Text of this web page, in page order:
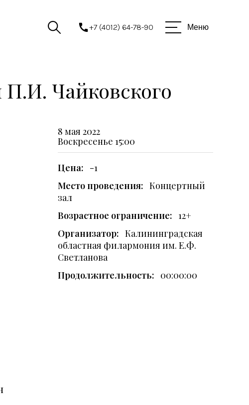
+7 (4012) 64-78-90 Меню
П.И. Чайковского
8 мая 2022
Воскресенье 15:00
Цена: -1
Место проведения: Концертный
зал
Возрастное ограничение: 12+
Организатор: Калининградская
областная филармония им. Е.Ф.
Светланова
Продолжительность: 00:00:00